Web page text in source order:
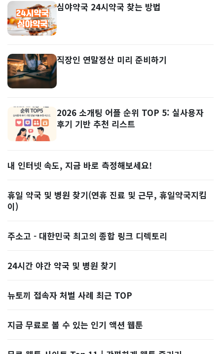
심야약국 24시약국 찾는 방법
직장인 연말정산 미리 준비하기
2026 소개팅 어플 순위 TOP 5: 실사용자
후기 기반 추천 리스트
내 인터넷 속도, 지금 바로 측정해보세요!
휴일 약국 및 병원 찾기(연휴 진료 및 근무, 휴일약국지킴
이)
주소고 - 대한민국 최고의 종합 링크 디렉토리
24시간 야간 약국 및 병원 찾기
뉴토끼 접속자 처벌 사례 최근 TOP
지금 무료로 볼 수 있는 인기 액션 웹툰